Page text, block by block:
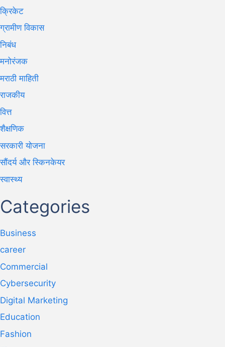
क्रिकेट
ग्रामीण विकास
निबंध
मनोरंजक
मराठी माहिती
राजकीय
वित्त
शैक्षणिक
सरकारी योजना
सौंदर्य और स्किनकेयर
स्वास्थ्य
Categories
Business
career
Commercial
Cybersecurity
Digital Marketing
Education
Fashion